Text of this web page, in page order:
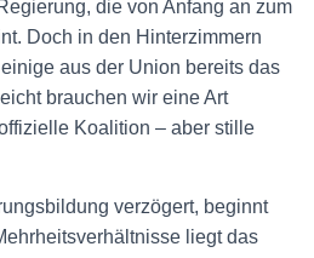
die von Anfang an zum
Doch in den Hinterzimmern
aus der Union bereits das
brauchen wir eine Art
Koalition – aber stille
verzögert, beginnt
liegt das